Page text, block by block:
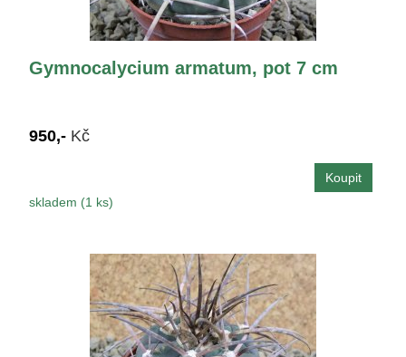
Gymnocalycium armatum, pot 7 cm
950,- Kč
skladem (1 ks)